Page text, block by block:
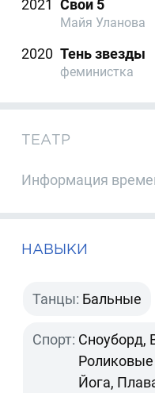
2021 Свои 5
Майя Уланова
2020 Тень звезды
феминистка
ТЕАТР
Информация
НАВЫКИ
Танцы: Бальные
Спорт: Сноуборд,
Роликовые
Йога,